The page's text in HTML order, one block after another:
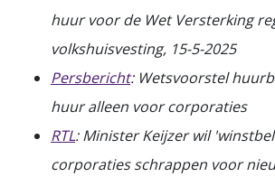
huur voor de Wet Versterking
volkshuisvesting, 15-5-2025
Persbericht: Wetsvoorstel
huur alleen voor corporaties
RTL: Minister Keijzer wil
corporaties schrappen voor